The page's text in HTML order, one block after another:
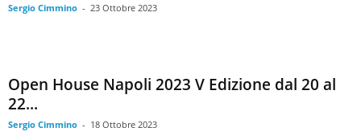
Sergio Cimmino - 23 Ottobre 2023
Open House Napoli 2023 V Edizione dal 20 al
22...
Sergio Cimmino - 18 Ottobre 2023